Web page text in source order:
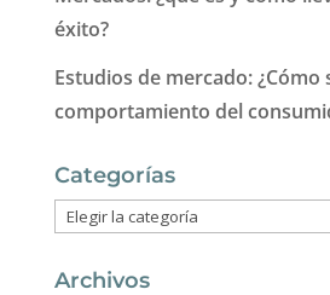
éxito?
Estudios de mercado: ¿Cómo
comportamiento del
Categorías
Categorías
Archivos